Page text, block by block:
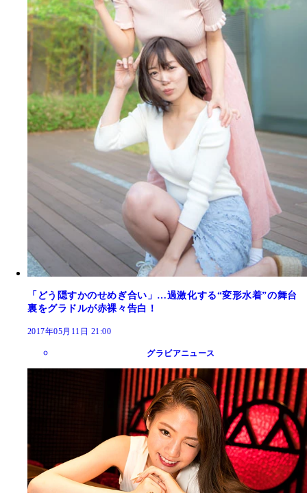
「どう隠すかのせめぎ合い」…過激化する“変形水着”の舞台
裏をグラドルが赤裸々告白！
2017年05月11日 21:00
グラビアニュース